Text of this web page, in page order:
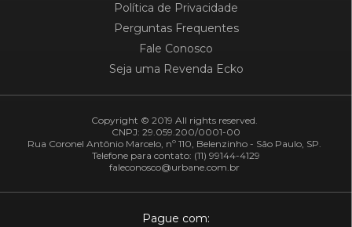
Política de Privacidade
Perguntas Frequentes
Fale Conosco
Seja uma Revenda Ecko
Copyright © 2019 All rights reserved.
CNPJ: 29.059.200/0001-00
Rua Coronel Antônio Marcelo, nº 110, Belenzinho - São Paulo, SP.
Telefone para contato: (11) 99144-4129
faleconosco@urbane.com.br
Pague com: